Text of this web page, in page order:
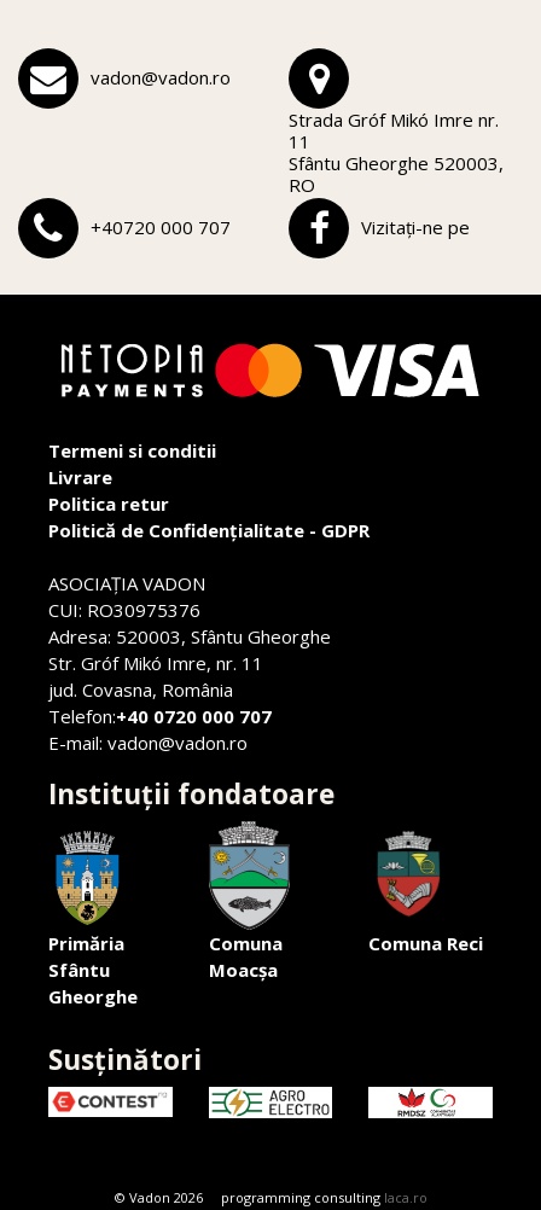
vadon@vadon.ro
Strada Gróf Mikó Imre nr.
11
Sfântu Gheorghe 520003,
RO
+40720 000 707
Vizitați-ne pe
Termeni si conditii
Livrare
Politica retur
Politică de Confidențialitate - GDPR
ASOCIAŢIA VADON
CUI: RO30975376
Adresa: 520003, Sfântu Gheorghe
Str. Gróf Mikó Imre, nr. 11
jud. Covasna, România
Telefon:+40 0720 000 707
E-mail: vadon@vadon.ro
Instituții fondatoare
Primăria
Sfântu
Gheorghe
Comuna
Moacșa
Comuna Reci
Susținători
© Vadon 2026 programming consulting laca.ro